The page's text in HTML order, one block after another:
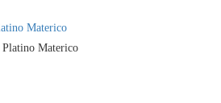
Platino Materico